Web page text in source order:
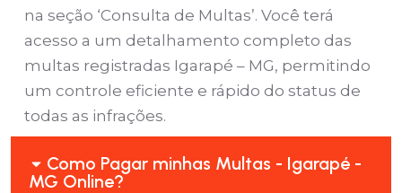
na seção ‘Consulta de Multas’. Você terá
acesso a um detalhamento completo das
multas registradas Igarapé – MG, permitindo
um controle eficiente e rápido do status de
todas as infrações.
Como Pagar minhas Multas - Igarapé -
MG Online?